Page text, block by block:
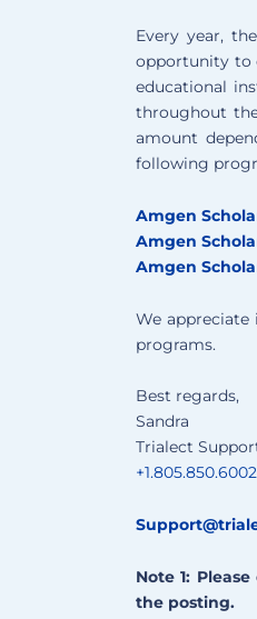
Every year,
opportunity to
educational
throughout
amount
following
Amgen
Amgen
Amgen
We appreciate
programs.
Best regards,
Sandra
Trialect
+1.805.850.6002
Note 1:
the posting.